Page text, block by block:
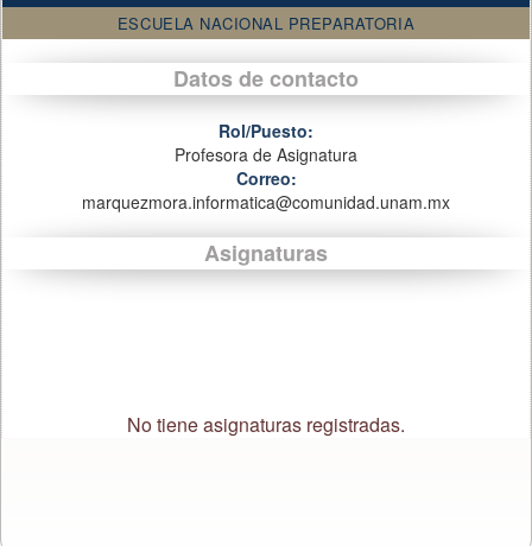
ESCUELA NACIONAL PREPARATORIA
Datos de contacto
Rol/Puesto:
Profesora de Asignatura
Correo:
marquezmora.informatica@comunidad.unam.mx
Asignaturas
No tiene asignaturas registradas.